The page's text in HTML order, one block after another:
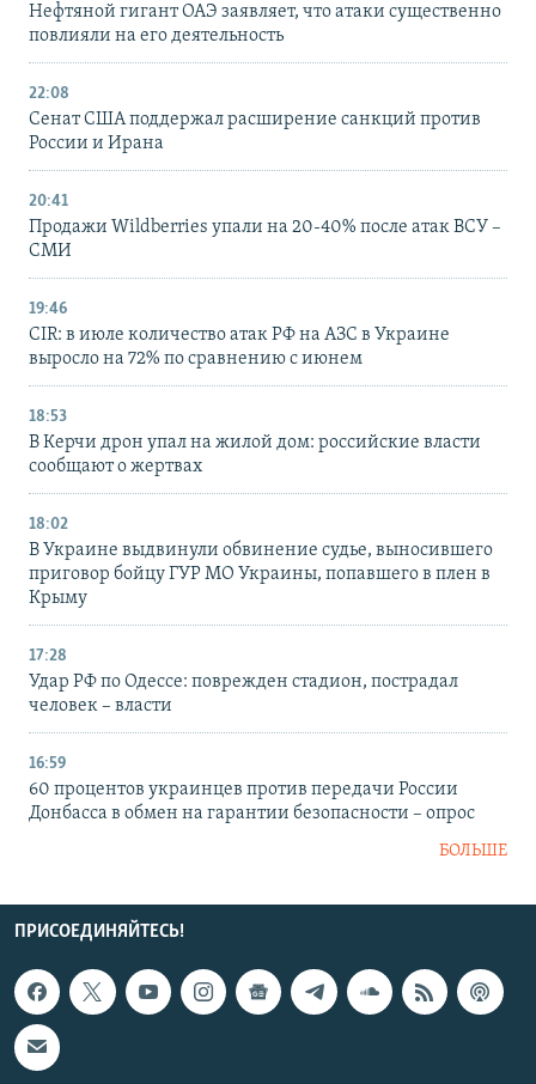
Нефтяной гигант ОАЭ заявляет, что атаки существенно
повлияли на его деятельность
22:08
Сенат США поддержал расширение санкций против
России и Ирана
20:41
Продажи Wildberries упали на 20-40% после атак ВСУ –
СМИ
19:46
CIR: в июле количество атак РФ на АЗС в Украине
выросло на 72% по сравнению с июнем
18:53
В Керчи дрон упал на жилой дом: российские власти
сообщают о жертвах
18:02
В Украине выдвинули обвинение судье, выносившего
приговор бойцу ГУР МО Украины, попавшего в плен в
Крыму
17:28
Удар РФ по Одессе: поврежден стадион, пострадал
человек – власти
16:59
60 процентов украинцев против передачи России
Донбасса в обмен на гарантии безопасности – опрос
БОЛЬШЕ
ПРИСОЕДИНЯЙТЕСЬ!